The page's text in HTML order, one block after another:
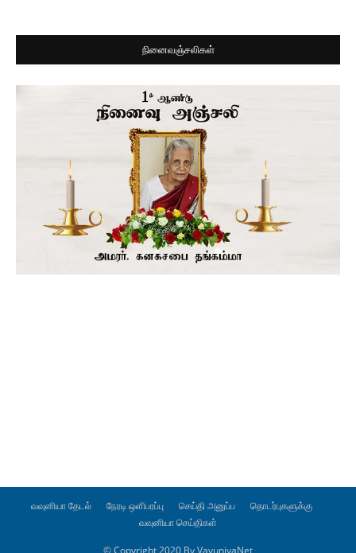
நினைவஞ்சலிகள்
வவுனியா தேடல் நேரடி ஒளிபரப்பு செய்தி அனுப்ப
தொடர்புகளுக்கு
வவுனியா செய்திகள்
© Copyright 2020 By VavuniyaNet